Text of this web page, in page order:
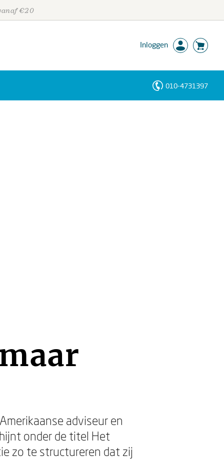
€20
Inloggen
010-4731397
adviseur en
onder de titel Het
zo te structureren dat zij
Personen